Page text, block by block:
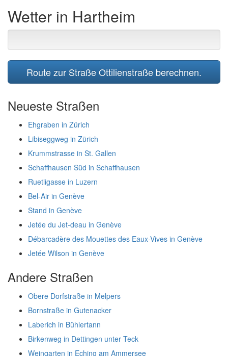
Wetter in Hartheim
Route zur Straße Ottilienstraße berechnen.
Neueste Straßen
Ehgraben in Zürich
Libiseggweg in Zürich
Krummstrasse in St. Gallen
Schaffhausen Süd in Schaffhausen
Ruetligasse in Luzern
Bel-Air in Genève
Stand in Genève
Jetée du Jet-deau in Genève
Débarcadère des Mouettes des Eaux-Vives in Genève
Jetée Wilson in Genève
Andere Straßen
Obere Dorfstraße in Melpers
Bornstraße in Gutenacker
Laberich in Bühlertann
Birkenweg in Dettingen unter Teck
Weingarten in Eching am Ammersee